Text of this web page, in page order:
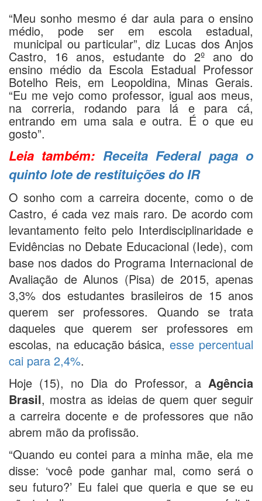
“Meu sonho mesmo é dar aula para o ensino
médio, pode ser em escola estadual,
municipal ou particular”, diz Lucas dos Anjos
Castro, 16 anos, estudante do 2º ano do
ensino médio da Escola Estadual Professor
Botelho Reis, em Leopoldina, Minas Gerais.
“Eu me vejo como professor, igual aos meus,
na correria, rodando para lá e para cá,
entrando em uma sala e outra. É o que eu
gosto”.
Leia também: Receita Federal paga o
quinto lote de restituições do IR
O sonho com a carreira docente, como o de
Castro, é cada vez mais raro. De acordo com
levantamento feito pelo Interdisciplinaridade e
Evidências no Debate Educacional (Iede), com
base nos dados do Programa Internacional de
Avaliação de Alunos (Pisa) de 2015, apenas
3,3% dos estudantes brasileiros de 15 anos
querem ser professores. Quando se trata
daqueles que querem ser professores em
escolas, na educação básica,esse percentual
cai para 2,4%.
Hoje (15), no Dia do Professor, a Agência
Brasil, mostra as ideias de quem quer seguir
a carreira docente e de professores que não
abrem mão da profissão.
“Quando eu contei para a minha mãe, ela me
disse: ‘você pode ganhar mal, como será o
seu futuro?’ Eu falei que queria e que se eu